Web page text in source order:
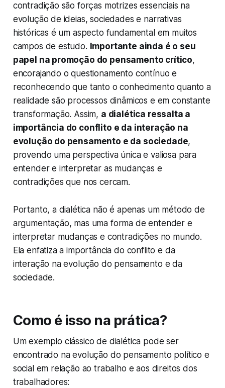
contradição são forças motrizes essenciais na
evolução de ideias, sociedades e narrativas
históricas é um aspecto fundamental em muitos
campos de estudo. Importante ainda é o seu
papel na promoção do pensamento crítico,
encorajando o questionamento contínuo e
reconhecendo que tanto o conhecimento quanto a
realidade são processos dinâmicos e em constante
transformação. Assim, a dialética ressalta a
importância do conflito e da interação na
evolução do pensamento e da sociedade,
provendo uma perspectiva única e valiosa para
entender e interpretar as mudanças e
contradições que nos cercam.
Portanto, a dialética não é apenas um método de
argumentação, mas uma forma de entender e
interpretar mudanças e contradições no mundo.
Ela enfatiza a importância do conflito e da
interação na evolução do pensamento e da
sociedade.
Como é isso na prática?
Um exemplo clássico de dialética pode ser
encontrado na evolução do pensamento político e
social em relação ao trabalho e aos direitos dos
trabalhadores: